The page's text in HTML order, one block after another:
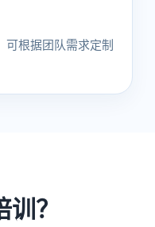
可根据团队需求定制
？